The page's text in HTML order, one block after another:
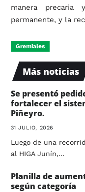
manera
permanente, y la
Gremiales
Más noticias
Se presentó
fortalecer el
Piñeyro.
31 JULIO, 2026
Luego de una
al HIGA Junín,…
Planilla de
según categoría